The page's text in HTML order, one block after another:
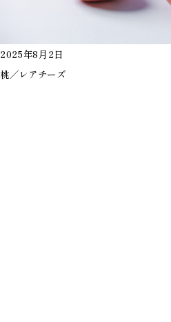
2025年8月2日
桃／レアチーズ